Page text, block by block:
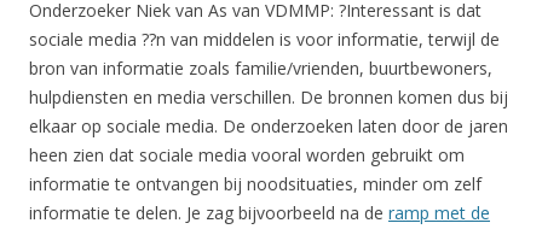
Onderzoeker Niek van As van VDMMP: ?Interessant is dat
sociale media ??n van middelen is voor informatie, terwijl de
bron van informatie zoals familie/vrienden, buurtbewoners,
hulpdiensten en media verschillen. De bronnen komen dus bij
elkaar op sociale media. De onderzoeken laten door de jaren
heen zien dat sociale media vooral worden gebruikt om
informatie te ontvangen bij noodsituaties, minder om zelf
informatie te delen. Je zag bijvoorbeeld na de ramp met de